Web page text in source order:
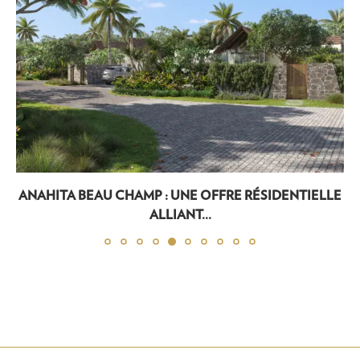
ANAHITA BEAU CHAMP : UNE OFFRE RÉSIDENTIELLE
ALLIANT...